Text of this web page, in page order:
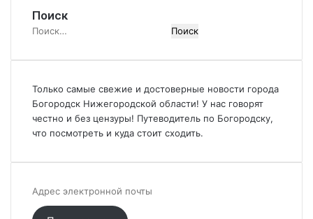
Поиск
Найти:
Только самые свежие и достоверные новости города
Богородск Нижегородской области! У нас говорят
честно и без цензуры! Путеводитель по Богородску,
что посмотреть и куда стоит сходить.
Адрес
электронной